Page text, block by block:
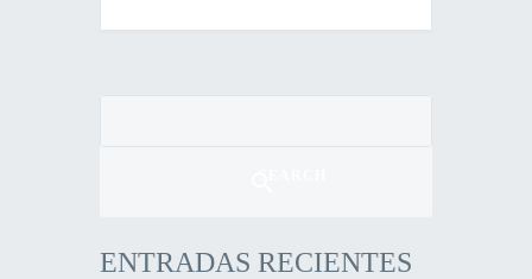
ENTRADAS RECIENTES